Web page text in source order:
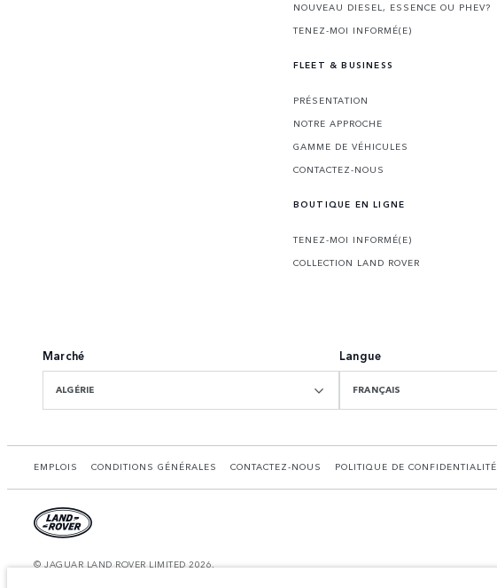
NOUVEAU DIESEL, ESSENCE OU PHEV?
TENEZ-MOI INFORMÉ(E)
FLEET & BUSINESS
PRÉSENTATION
NOTRE APPROCHE
GAMME DE VÉHICULES
CONTACTEZ-NOUS
BOUTIQUE EN LIGNE
TENEZ-MOI INFORMÉ(E)
COLLECTION LAND ROVER
Marché
ALGÉRIE
Langue
FRANÇAIS
EMPLOIS CONDITIONS GÉNÉRALES CONTACTEZ-NOUS POLITIQUE DE CONFIDENTIALITÉ
© JAGUAR LAND ROVER LIMITED 2026.